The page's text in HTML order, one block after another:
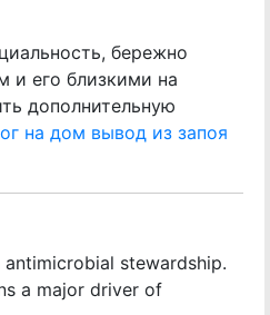
бережно
и его близкими на
дополнительную
на дом вывод из запоя
stewardship.
a major driver of